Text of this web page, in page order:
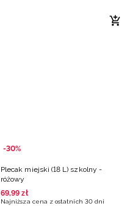
-30%
Plecak miejski (18 L) szkolny -
różowy
69,99 zł
Najniższa cena z ostatnich 30 dni